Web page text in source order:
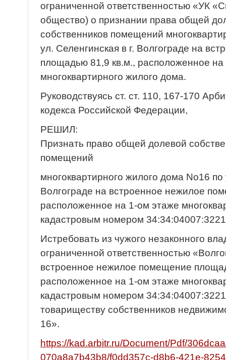
ограниченной ответственностью «УК
общество) о признании права общей
собственников помещений
ул. Селенгинская в г. Волгограде на
площадью 81,9 кв.м., расположенное
многоквартирного жилого дома.
Руководствуясь ст. ст. 110, 167-170
кодекса Российской Федерации,
РЕШИЛ:
Признать право общей долевой
помещений
многоквартирного жилого дома No16 по
Волгограде на встроенное нежилое
расположенное на 1-ом этаже
кадастровым номером
Истребовать из чужого незаконного
ограниченной ответственностью
встроенное нежилое помещение
расположенное на 1-ом этаже
кадастровым номером
товариществу собственников
16».
https://kad.arbitr.ru/Document/Pdf/
070a8a7b43b8/f0dd357c-d8b6-421e-